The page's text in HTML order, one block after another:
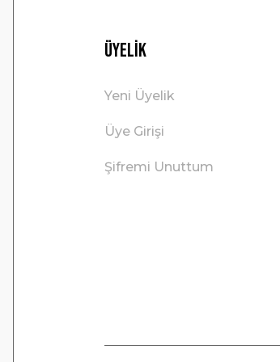
Üyelik
Yeni Üyelik
Üye Girişi
Şifremi Unuttum